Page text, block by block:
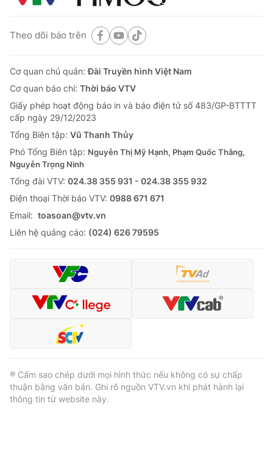
Theo dõi báo trên
Cơ quan chủ quản:Đài Truyền hình Việt Nam
Cơ quan báo chí: Thời báo VTV
Giấy phép hoạt động báo in và báo điện tử số 483/GP-BTTTT
cấp ngày 29/12/2023
Tổng Biên tập: Vũ Thanh Thủy
Phó Tổng Biên tập: Nguyễn Thị Mỹ Hạnh, Phạm Quốc Thắng,
Nguyễn Trọng Ninh
Tổng đài VTV: 024.38 355 931 - 024.38 355 932
Ðiện thoại Thời báo VTV: 0988 671 671
Email: toasoan@vtv.vn
Liên hệ quảng cáo: (024) 626 79595
® Cấm sao chép dưới mọi hình thức nếu không có sự chấp
thuận bằng văn bản. Ghi rõ nguồn VTV.vn khi phát hành lại
thông tin từ website này.